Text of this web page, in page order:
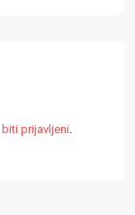
biti prijavljeni.